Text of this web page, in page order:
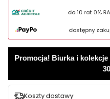
do 10 rat 0%
dostępny
Promocja! Biurka i
Koszty dostawy